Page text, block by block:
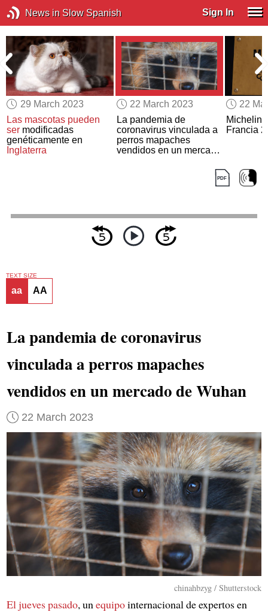
News in Slow Spanish Sign In
29 March 2023
Las mascotas pueden
ser modificadas
genéticamente en
Inglaterra
22 March 2023
La pandemia de
coronavirus vinculada a
perros mapaches
vendidos en un mercado
22
Michelin
Francia
TEXT SIZE
aa AA
La pandemia de coronavirus
vinculada a perros mapaches
vendidos en un mercado de Wuhan
22 March 2023
chinahbzyg / Shutterstock
El jueves pasado, unequipointernacional de expertos en